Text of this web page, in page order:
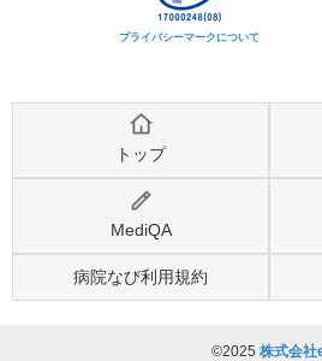
プライバシーマークについて
トップ
MediQA
病院なび利用規約
©2025 株式会社